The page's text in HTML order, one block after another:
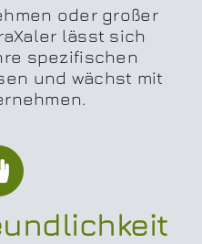
oder großer
lässt sich
spezifischen
und wächst mit